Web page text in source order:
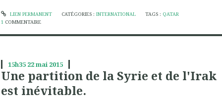
LIEN PERMANENT CATÉGORIES : INTERNATIONAL TAGS : QATAR
1 COMMENTAIRE
15h35 22mai 2015
Une partition de la Syrie et de l'Irak
est inévitable.